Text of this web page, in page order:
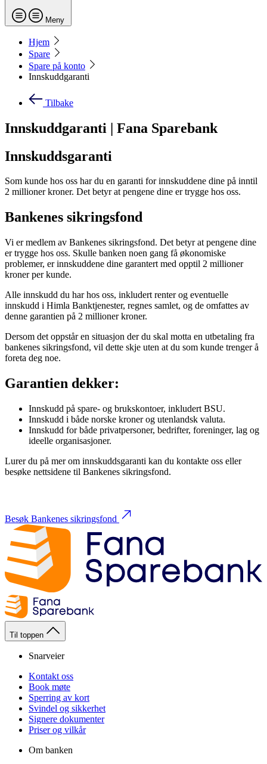
Meny
Hjem
Spare
Spare på konto
Innskuddgaranti
Tilbake
Innskuddgaranti | Fana Sparebank
Innskuddsgaranti
Som kunde hos oss har du en garanti for innskuddene dine på inntil
2 millioner kroner. Det betyr at pengene dine er trygge hos oss.
Bankenes sikringsfond
Vi er medlem av Bankenes sikringsfond. Det betyr at pengene dine
er trygge hos oss. Skulle banken noen gang få økonomiske
problemer, er innskuddene dine garantert med opptil 2 millioner
kroner per kunde.
Alle innskudd du har hos oss, inkludert renter og eventuelle
innskudd i Himla Banktjenester, regnes samlet, og de omfattes av
denne garantien på 2 millioner kroner.
Dersom det oppstår en situasjon der du skal motta en utbetaling fra
bankenes sikringsfond, vil dette skje uten at du som kunde trenger å
foreta deg noe.
Garantien dekker:
Innskudd på spare- og brukskontoer, inkludert BSU.
Innskudd i både norske kroner og utenlandsk valuta.
Innskudd for både privatpersoner, bedrifter, foreninger, lag og
ideelle organisasjoner.
Lurer du på mer om innskuddsgaranti kan du kontakte oss eller
besøke nettsidene til Bankenes sikringsfond.
Besøk Bankenes sikringsfond
Til toppen
Snarveier
Kontakt oss
Book møte
Sperring av kort
Svindel og sikkerhet
Signere dokumenter
Priser og vilkår
Om banken